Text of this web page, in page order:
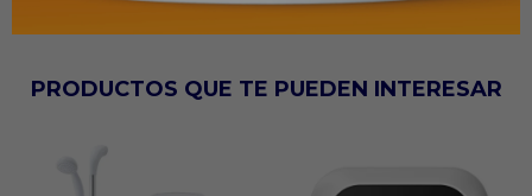
PRODUCTOS QUE TE PUEDEN INTERESAR